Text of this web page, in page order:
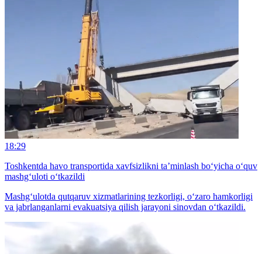
18:29
Toshkentda havo transportida xavfsizlikni ta’minlash bo‘yicha o‘quv
mashg‘uloti o‘tkazildi
Mashg‘ulotda qutqaruv xizmatlarining tezkorligi, o‘zaro hamkorligi
va jabrlanganlarni evakuatsiya qilish jarayoni sinovdan o‘tkazildi.